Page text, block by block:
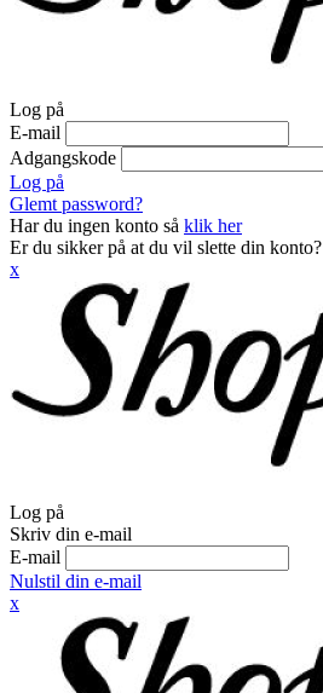
Log på
E-mail
Adgangskode
Log på
Glemt password?
Har du ingen konto så klik her
Er du sikker på at du vil slette din konto?
x
Log på
Skriv din e-mail
E-mail
Nulstil din e-mail
x